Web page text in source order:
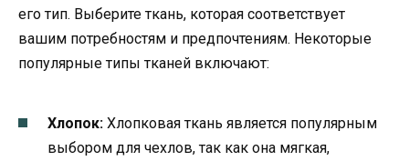
его тип. Выберите ткань, которая соответствует
вашим потребностям и предпочтениям. Некоторые
популярные типы тканей включают:
Хлопок: Хлопковая ткань является популярным
выбором для чехлов, так как она мягкая,